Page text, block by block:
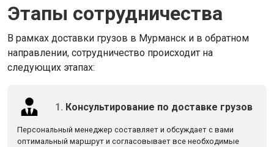
Этапы сотрудничества
В рамках доставки грузов в Мурманск и в обратном
направлении, сотрудничество происходит на
следующих этапах:
1. Консультирование по доставке грузов
Персональный менеджер составляет и обсуждает с вами
оптимальный маршрут и согласовывает все необходимые